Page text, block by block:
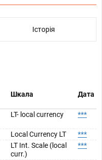
Історія
Шкала Дата
LT- local currency ***
Local Currency LT
***
LT Int. Scale (local
curr.)
***